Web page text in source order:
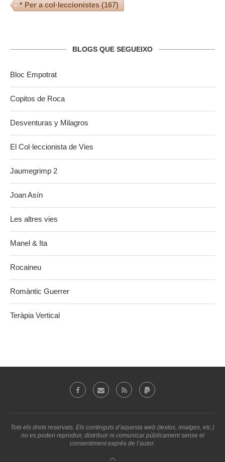
* Per a col·leccionistes (167)
BLOGS QUE SEGUEIXO
Bloc Empotrat
Copitos de Roca
Desventuras y Milagros
El Col·leccionista de Vies
Jaumegrimp 2
Joan Asín
Les altres vies
Manel & Ita
Rocaineu
Romàntic Guerrer
Teràpia Vertical
Tots els drets reservats. Els continguts d’aquesta web (textos, imatges, etc.)
no es poden reproduir, distribuir ni comunicar públicament sense el
consentiment exprés de l’autor.